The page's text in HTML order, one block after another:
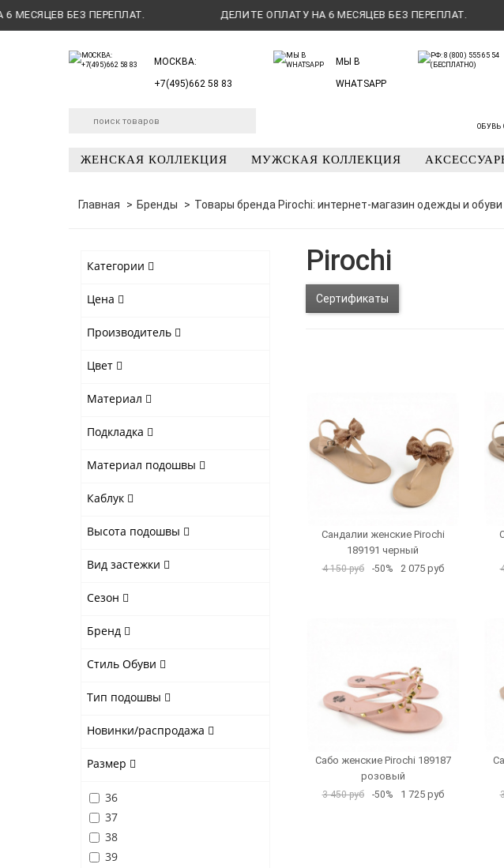
БЕЗ ПЕРЕПЛАТ. ДЕЛИТЕ ОПЛАТУ НА 6 МЕСЯЦЕВ БЕЗ ПЕРЕПЛАТ.
МОСКВА:
+7(495)662 58 83
МЫ В
WHATSAPP
ОБУВЬ
ЖЕНСКАЯ КОЛЛЕКЦИЯ МУЖСКАЯ КОЛЛЕКЦИЯ
Главная Бренды Товары бренда Pirochi: интернет-магазин одежды и обуви
Категории
Цена
Производитель
Цвет
Материал
Подкладка
Материал подошвы
Каблук
Высота подошвы
Вид застежки
Сезон
Бренд
Стиль Обуви
Тип подошвы
Новинки/распродажа
Размер
36
37
38
39
Pirochi
Сертификаты
Сандалии женские Pirochi
189191 черный
4 150 руб -50% 2 075 руб
Сабо женские Pirochi 189187
розовый
3 450 руб -50% 1 725 руб